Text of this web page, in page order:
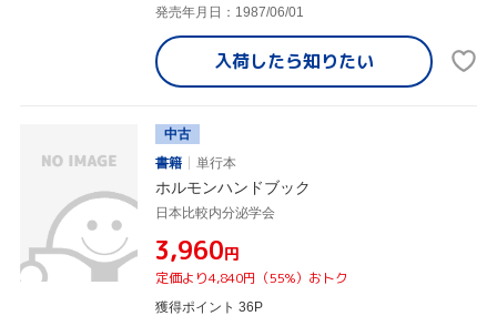
発売年月日：1987/06/01
入荷したら知りたい
中古
書籍
単行本
ホルモンハンドブック
日本比較内分泌学会
¥3,960円
定価より4,840円（55%）おトク
獲得ポイント 36P